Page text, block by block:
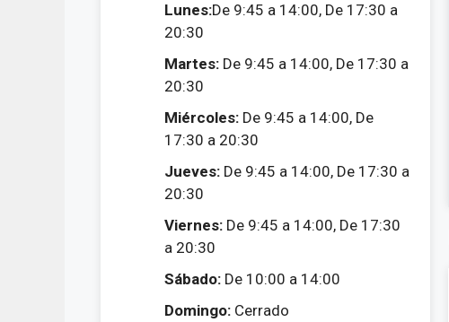
Lunes:De 9:45 a 14:00, De 17:30 a
20:30
Martes: De 9:45 a 14:00, De 17:30 a
20:30
Miércoles: De 9:45 a 14:00, De
17:30 a 20:30
Jueves: De 9:45 a 14:00, De 17:30 a
20:30
Viernes: De 9:45 a 14:00, De 17:30
a 20:30
Sábado: De 10:00 a 14:00
Domingo: Cerrado